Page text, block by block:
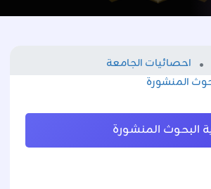
احصائيات الجامعة
المنشورة
البحوث المنشورة